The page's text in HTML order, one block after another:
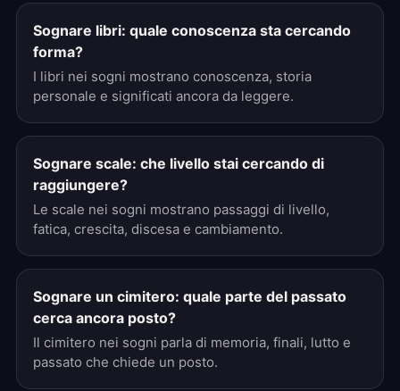
Sognare libri: quale conoscenza sta cercando
forma?
I libri nei sogni mostrano conoscenza, storia
personale e significati ancora da leggere.
Sognare scale: che livello stai cercando di
raggiungere?
Le scale nei sogni mostrano passaggi di livello,
fatica, crescita, discesa e cambiamento.
Sognare un cimitero: quale parte del passato
cerca ancora posto?
Il cimitero nei sogni parla di memoria, finali, lutto e
passato che chiede un posto.